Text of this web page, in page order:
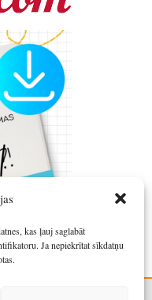
kas ļauj saglabāt
Ja nepiekrītat sīkdatņu